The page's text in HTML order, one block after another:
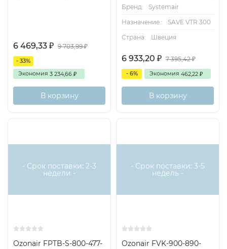
6 469,33 ₽ 9 703,99₽
- 33%
Экономия 3 234,66 ₽
В корзину
Бренд:
Systemair
Назначение.:
SAVE VTR 300
Страна:
Швеция
6 933,20 ₽ 7 395,42₽
- 6% Экономия 462,22 ₽
В корзину
- Срок поставки: 2-3
недели -
Ozonair FPTB-S-800-477-
- Срок поставки: 3-5
недель -
Ozonair FVK-900-890-